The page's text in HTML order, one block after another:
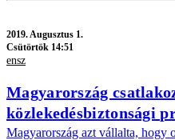
2019.Augusztus 1.
Csütörtök 14:51
ensz
Magyarország
közlekedésbiztonsági
Magyarország azt vállalta, hogy